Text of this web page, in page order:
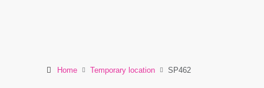
Home Temporary location SP462